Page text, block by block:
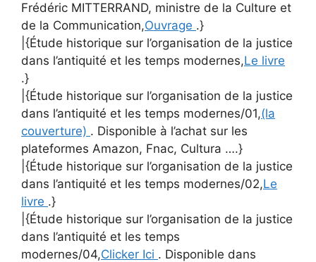
Frédéric MITTERRAND, ministre de la Culture et
de la Communication,Ouvrage .}
|{Étude historique sur l’organisation de la justice
dans l’antiquité et les temps modernes,Le livre
.}
|{Étude historique sur l’organisation de la justice
dans l’antiquité et les temps modernes/01,(la
couverture) . Disponible à l’achat sur les
plateformes Amazon, Fnac, Cultura ….}
|{Étude historique sur l’organisation de la justice
dans l’antiquité et les temps modernes/02,Le
livre .}
|{Étude historique sur l’organisation de la justice
dans l’antiquité et les temps
modernes/04,Clicker Ici . Disponible dans